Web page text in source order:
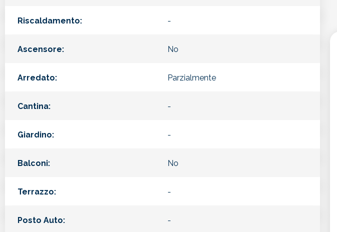
Riscaldamento: -
Ascensore: No
Arredato: Parzialmente
Cantina: -
Giardino: -
Balconi: No
Terrazzo: -
Posto Auto: -